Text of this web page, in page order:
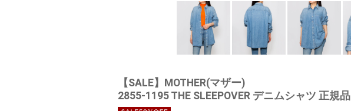
【SALE】
MOTHER(マザー)
2855-1195 THE SLEEPOVER デニムシャツ 正規品